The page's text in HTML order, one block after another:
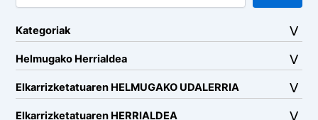
Kategoriak
Helmugako Herrialdea
Elkarrizketatuaren HELMUGAKO UDALERRIA
Elkarrizketatuaren HERRIALDEA